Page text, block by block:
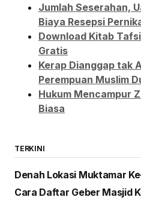
Jumlah Seserahan,
Biaya Resepsi
Download Kitab
Gratis
Kerap Dianggap tak
Perempuan Muslim
Hukum Mencampur
Biasa
TERKINI
Denah Lokasi Muktamar
Cara Daftar Geber Masjid